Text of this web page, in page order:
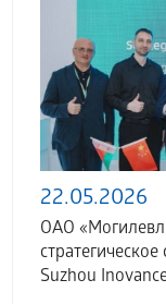
22.05.2026
ОАО
Suzhou